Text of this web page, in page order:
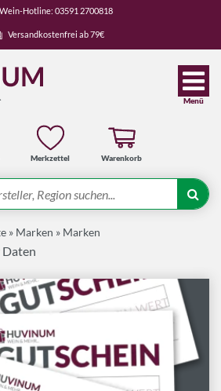
Wein-Hotline: 03591 2700818
Versandkostenfrei ab 79€
Merkzettel Warenkorb
Menü
Angebote
Wein-Pakete
Pakete
Pakete
Weine
Spirituosen
Marken
» Marken » Marken
Daten